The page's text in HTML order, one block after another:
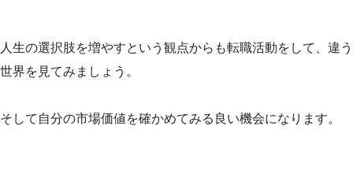
人生の選択肢を増やすという観点からも転職活動をして、違う
世界を見てみましょう。
そして自分の市場価値を確かめてみる良い機会になります。